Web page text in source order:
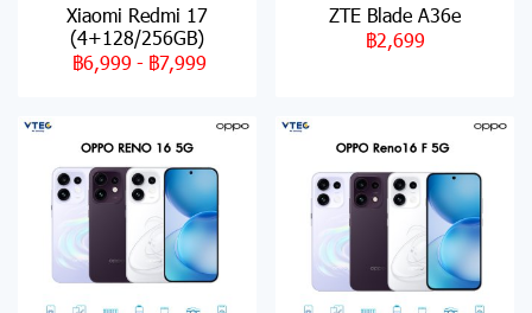
Xiaomi Redmi 17
(4+128/256GB)
฿6,999 - ฿7,999
ZTE Blade A36e
฿2,699